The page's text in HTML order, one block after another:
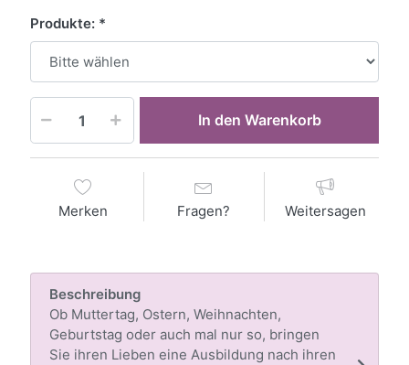
Produkte:
In den Warenkorb
Merken Fragen? Weitersagen
Beschreibung
Ob Muttertag, Ostern, Weihnachten,
Geburtstag oder auch mal nur so, bringen
Sie ihren Lieben eine Ausbildung nach ihren